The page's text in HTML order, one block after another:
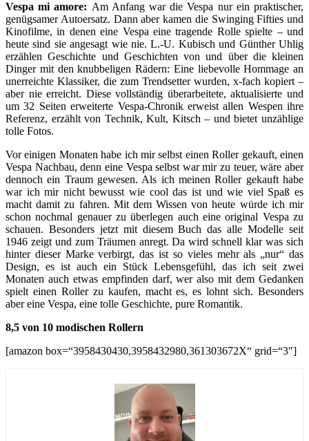
Vespa mi amore: Am Anfang war die Vespa nur ein praktischer,
genügsamer Autoersatz. Dann aber kamen die Swinging Fifties und
Kinofilme, in denen eine Vespa eine tragende Rolle spielte – und
heute sind sie angesagt wie nie. L.-U. Kubisch und Günther Uhlig
erzählen Geschichte und Geschichten von und über die kleinen
Dinger mit den knubbeligen Rädern: Eine liebevolle Hommage an
unerreichte Klassiker, die zum Trendsetter wurden, x-fach kopiert –
aber nie erreicht. Diese vollständig überarbeitete, aktualisierte und
um 32 Seiten erweiterte Vespa-Chronik erweist allen Wespen ihre
Referenz, erzählt von Technik, Kult, Kitsch – und bietet unzählige
tolle Fotos.
Vor einigen Monaten habe ich mir selbst einen Roller gekauft, einen
Vespa Nachbau, denn eine Vespa selbst war mir zu teuer, wäre aber
dennoch ein Traum gewesen. Als ich meinen Roller gekauft habe
war ich mir nicht bewusst wie cool das ist und wie viel Spaß es
macht damit zu fahren. Mit dem Wissen von heute würde ich mir
schon nochmal genauer zu überlegen auch eine original Vespa zu
schauen. Besonders jetzt mit diesem Buch das alle Modelle seit
1946 zeigt und zum Träumen anregt. Da wird schnell klar was sich
hinter dieser Marke verbirgt, das ist so vieles mehr als „nur“ das
Design, es ist auch ein Stück Lebensgefühl, das ich seit zwei
Monaten auch etwas empfinden darf, wer also mit dem Gedanken
spielt einen Roller zu kaufen, macht es, es lohnt sich. Besonders
aber eine Vespa, eine tolle Geschichte, pure Romantik.
8,5 von 10 modischen Rollern
[amazon box=“3958430430,3958432980,361303672X“ grid=“3″]